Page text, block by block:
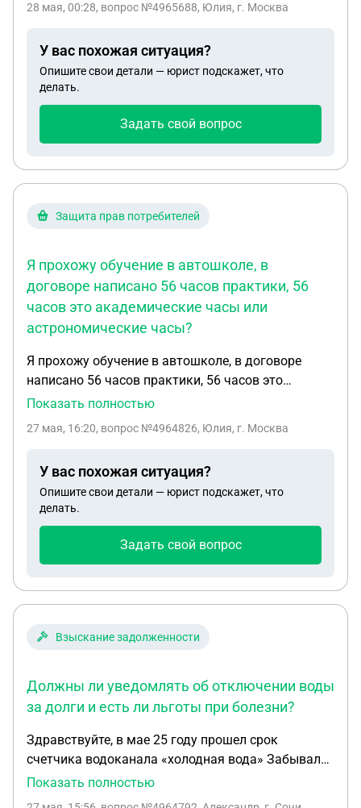
28 мая, 00:28, вопрос №4965688, Юлия, г. Москва
У вас похожая ситуация?
Опишите свои детали — юрист подскажет, что
делать.
Задать свой вопрос
Защита прав потребителей
Я прохожу обучение в автошколе, в
договоре написано 56 часов практики, 56
часов это академические часы или
астрономические часы?
Я прохожу обучение в автошколе, в договоре
написано 56 часов практики, 56 часов это
академические часы или астрономические часы?
часах а это значит что будет 28 занятий по 90
правильно?
Показать полностью
27 мая, 16:20, вопрос №4964826, Юлия, г. Москва
У вас похожая ситуация?
Опишите свои детали — юрист подскажет, что
делать.
Задать свой вопрос
Взыскание задолженности
Должны ли уведомлять об отключении воды
за долги и есть ли льготы при болезни?
Здравствуйте, в мае 25 году прошел срок
счетчика водоканала «холодная вода» Забывали
поменять. Начали считать по нормативу 2-3к в
Показать полностью